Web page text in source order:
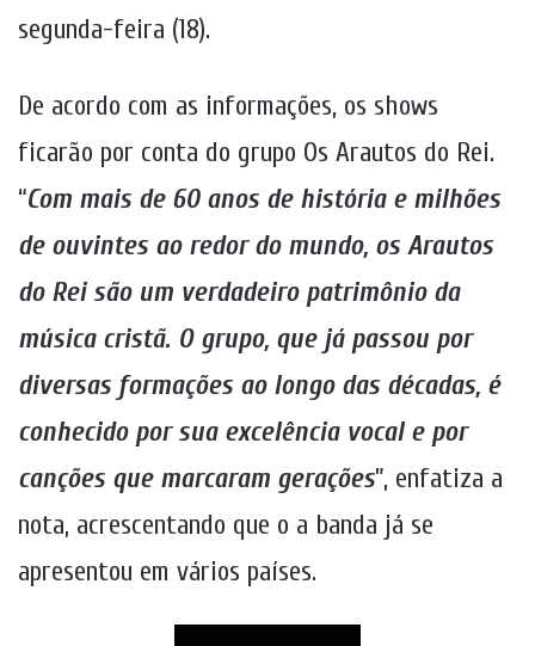
segunda-feira (18).
De acordo com as informações, os shows
ficarão por conta do grupo Os Arautos do Rei.
“Com mais de 60 anos de história e milhões
de ouvintes ao redor do mundo, os Arautos
do Rei são um verdadeiro patrimônio da
música cristã. O grupo, que já passou por
diversas formações ao longo das décadas, é
conhecido por sua excelência vocal e por
canções que marcaram gerações”, enfatiza a
nota, acrescentando que o a banda já se
apresentou em vários países.